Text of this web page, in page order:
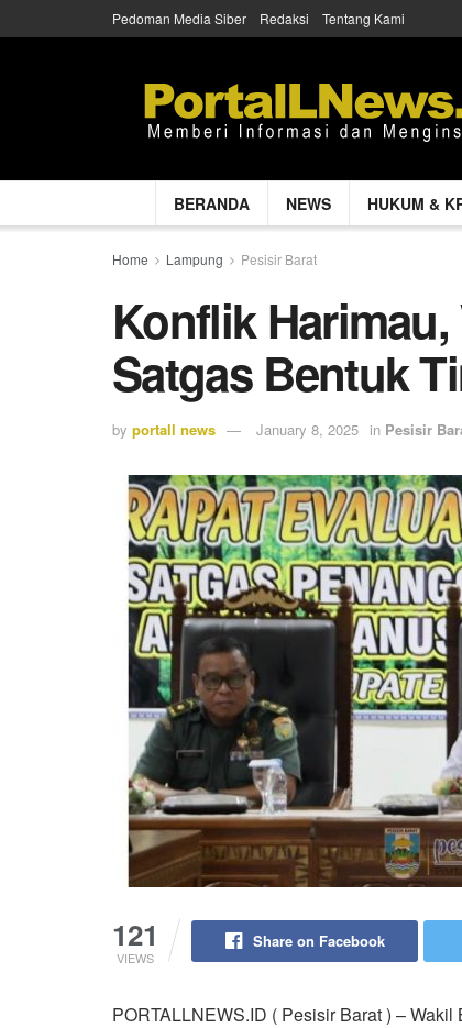
Pedoman Media Siber Redaksi Tentang Kami
BERANDA NEWS HUKUM &
Home Lampung Pesisir Barat
Konflik
Satgas Bentuk
by portall news January 8, 2025 in Pesisir
121
VIEWS
Share on Facebook
PORTALLNEWS.ID ( Pesisir Barat ) –